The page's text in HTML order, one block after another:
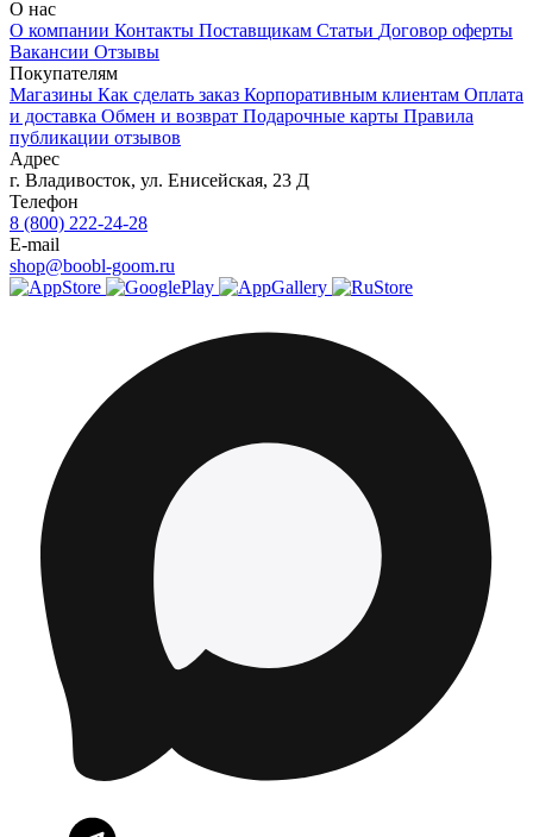
О нас
О компании Контакты Поставщикам Статьи Договор оферты
Вакансии Отзывы
Покупателям
Магазины Как сделать заказ Корпоративным клиентам Оплата
и доставка Обмен и возврат Подарочные карты Правила
публикации отзывов
Адрес
г. Владивосток, ул. Енисейская, 23 Д
Телефон
8 (800) 222-24-28
E-mail
shop@boobl-goom.ru